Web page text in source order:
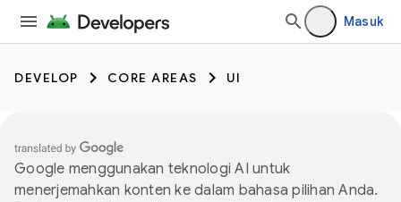
Masuk
DEVELOP CORE AREAS UI
Google menggunakan teknologi AI untuk
menerjemahkan konten ke dalam bahasa pilihan Anda.